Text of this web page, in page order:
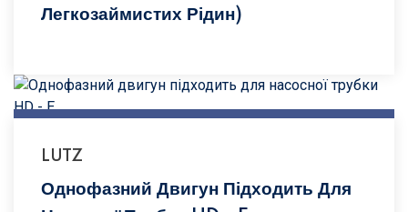
Легкозаймистих Рідин)
LUTZ
Однофазний Двигун Підходить Для